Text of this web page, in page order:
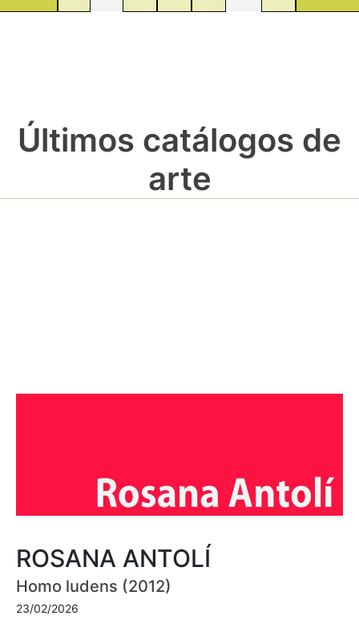
Últimos catálogos de
arte
ROSANA ANTOLÍ
Homo ludens (2012)
23/02/2026